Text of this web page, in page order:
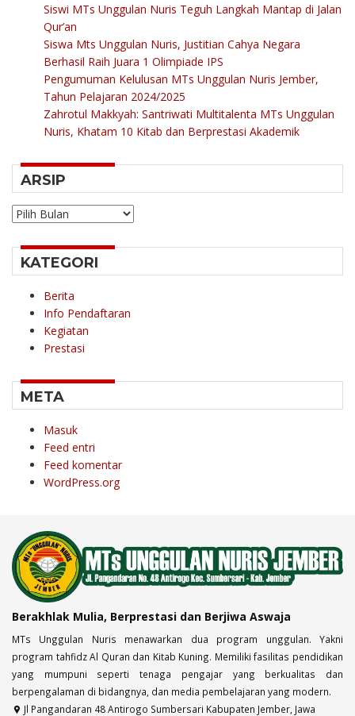
Siswi MTs Unggulan Nuris Teguh Langkah Mantap di Jalan
Qur’an
Siswa Mts Unggulan Nuris, Justitian Cahya Negara
Berhasil Raih Juara 1 Olimpiade IPS
Pengumuman Kelulusan MTs Unggulan Nuris Jember,
Tahun Pelajaran 2024/2025
Zahrotul Makkyah: Santriwati Multitalenta MTs Unggulan
Nuris, Khatam 10 Kitab dan Berprestasi Akademik
ARSIP
Arsip
KATEGORI
Berita
Info Pendaftaran
Kegiatan
Prestasi
META
Masuk
Feed entri
Feed komentar
WordPress.org
Berakhlak Mulia, Berprestasi dan Berjiwa Aswaja
MTs Unggulan Nuris menawarkan dua program unggulan. Yakni
program tahfidz Al Quran dan Kitab Kuning. Memiliki fasilitas pendidikan
yang mumpuni seperti tenaga pengajar yang berkualitas dan
berpengalaman di bidangnya, dan media pembelajaran yang modern.
Jl Pangandaran 48 Antirogo Sumbersari Kabupaten Jember, Jawa